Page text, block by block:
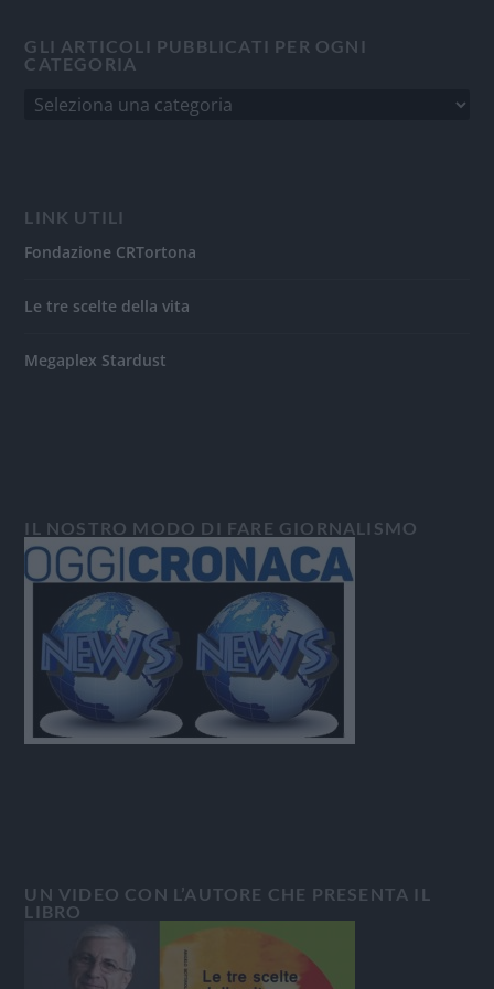
GLI ARTICOLI PUBBLICATI PER OGNI
CATEGORIA
LINK UTILI
Fondazione CRTortona
Le tre scelte della vita
Megaplex Stardust
IL NOSTRO MODO DI FARE GIORNALISMO
UN VIDEO CON L’AUTORE CHE PRESENTA IL
LIBRO